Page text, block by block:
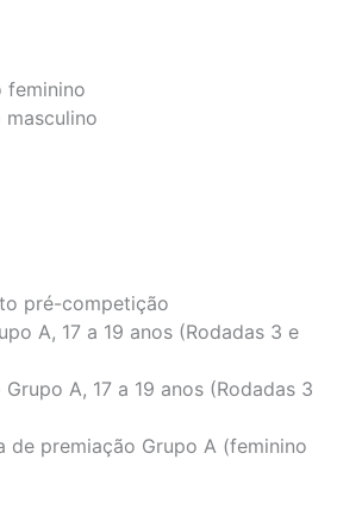
feminino
masculino
pré-competição
A, 17 a 19 anos (Rodadas 3 e
Grupo A, 17 a 19 anos (Rodadas 3
de premiação Grupo A (feminino